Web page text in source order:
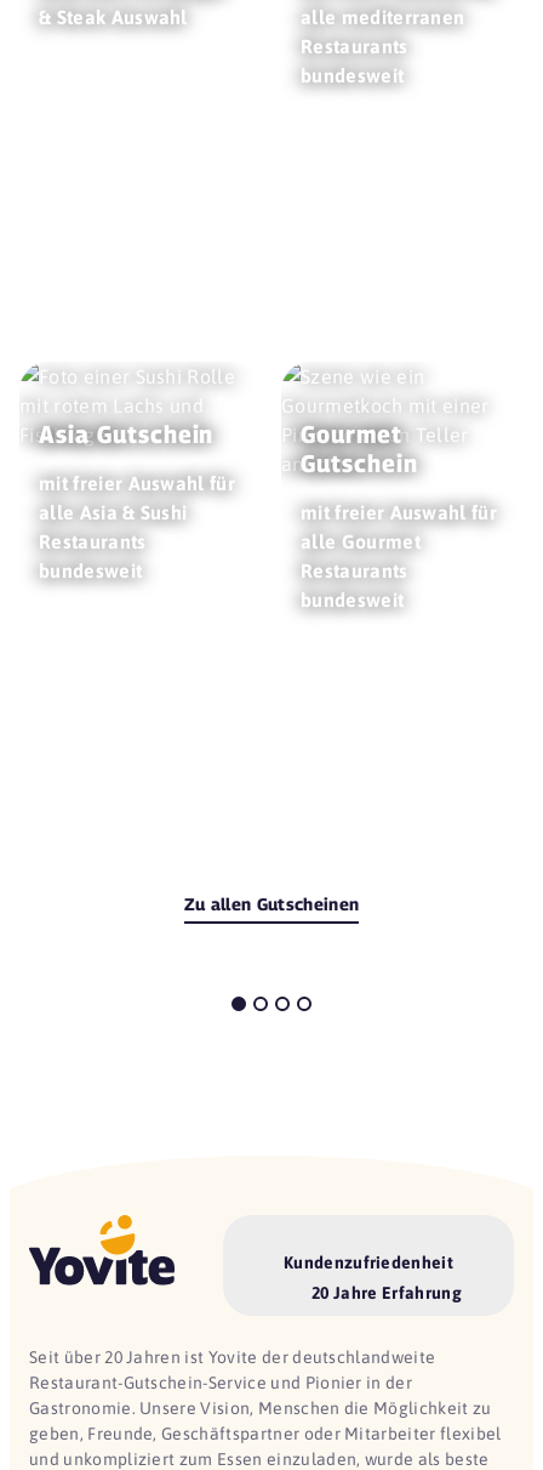
& Steak Auswahl
alle mediterranen
Restaurants
bundesweit
Asia Gutschein
mit freier Auswahl für
alle Asia & Sushi
Restaurants
bundesweit
Gourmet
Gutschein
mit freier Auswahl für
alle Gourmet
Restaurants
bundesweit
Zu allen Gutscheinen
Kundenzufriedenheit
20 Jahre Erfahrung
Seit über 20 Jahren ist Yovite der deutschlandweite
Restaurant-Gutschein-Service und Pionier in der
Gastronomie. Unsere Vision, Menschen die Möglichkeit zu
geben, Freunde, Geschäftspartner oder Mitarbeiter flexibel
und unkompliziert zum Essen einzuladen, wurde als beste